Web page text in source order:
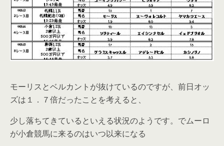
モーリスとベルカントが抜けているのですが、前日オッ
ズは１．７倍だったことを考えると、
少し落ちてきているといえる状況のようです。でムーロ
が小倉競馬に来るのはいつ以来になる